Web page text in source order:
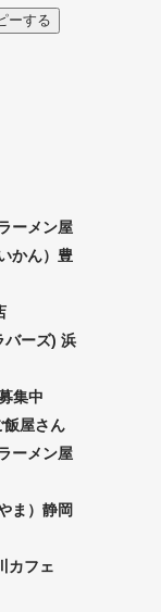
ーする
ーメン屋
かん）豊
バーズ) 浜
集中
飯屋さん
ーメン屋
ま）静岡
カフェ